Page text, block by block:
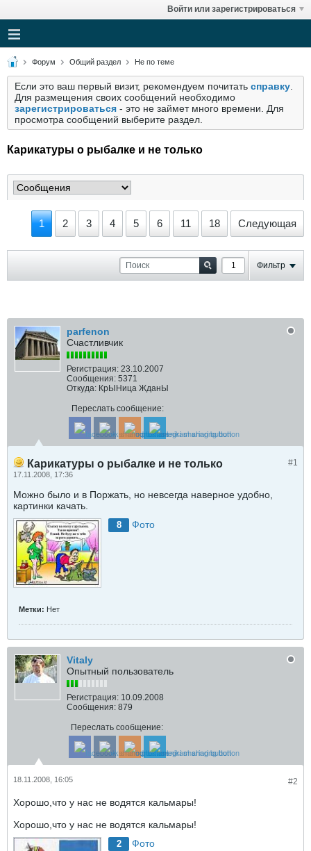
Войти или зарегистрироваться
Форум Общий раздел Не по теме
Если это ваш первый визит, рекомендуем почитать справку
Для размещения своих сообщений необходимо
зарегистрироваться - это не займет много времени. Для
просмотра сообщений выберите раздел.
Карикатуры о рыбалке и не только
1 2 3 4 5 6 11 18 Следующая
Фильтр
parfenon
Счастливчик
Регистрация: 23.10.2007
Сообщения: 5371
Откуда: КрЫНица ЖданЫ
Переслать сообщение:
#1
Карикатуры о рыбалке и не только
17.11.2008, 17:36
Можно было и в Поржать, но невсегда наверное удобно,
картинки качать.
8 Фото
Метки: Нет
Vitaly
Опытный пользователь
Регистрация: 10.09.2008
Сообщения: 879
Переслать сообщение:
#2
18.11.2008, 16:05
Хорошо,что у нас не водятся кальмары!
Хорошо,что у нас не водятся кальмары!
2 Фото